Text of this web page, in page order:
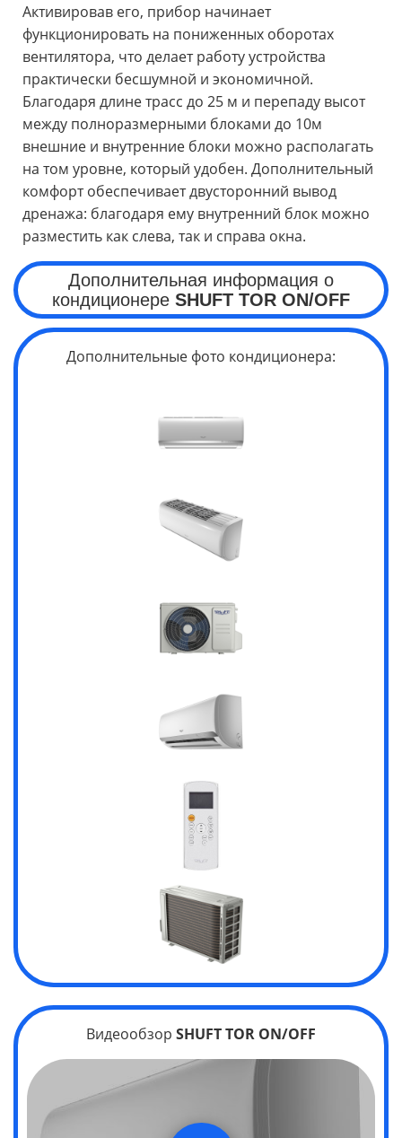
Активировав его, прибор начинает
функционировать на пониженных оборотах
вентилятора, что делает работу устройства
практически бесшумной и экономичной.
Благодаря длине трасс до 25 м и перепаду высот
между полноразмерными блоками до 10м
внешние и внутренние блоки можно располагать
на том уровне, который удобен. Дополнительный
комфорт обеспечивает двусторонний вывод
дренажа: благодаря ему внутренний блок можно
разместить как слева, так и справа окна.
Дополнительная информация о
кондиционере SHUFT TOR ON/OFF
Дополнительные фото кондиционера:
Видеообзор SHUFT TOR ON/OFF